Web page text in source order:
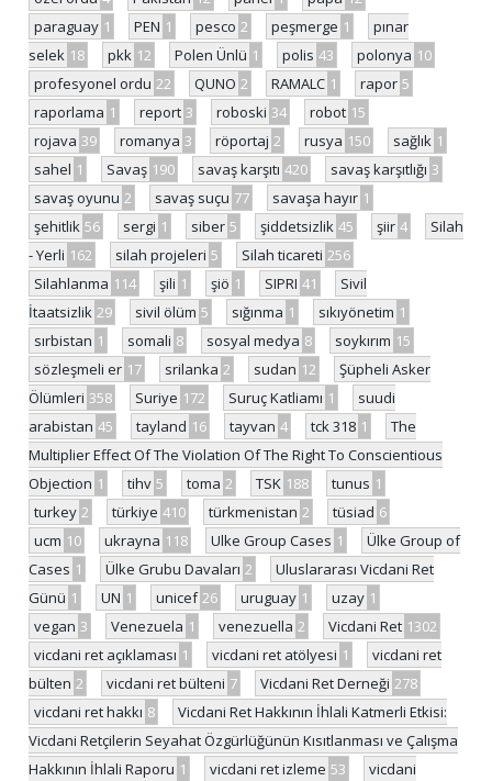
paraguay 1 PEN 1 pesco 2 peşmerge 1
pınar
selek 18 pkk 12 Polen Ünlü 1 polis 43 polonya 10
profesyonel ordu 22 QUNO 2 RAMALC 1 rapor 5
raporlama 1 report 3 roboski 34 robot 15
rojava 39 romanya 3 röportaj 2 rusya 150 sağlık 1
sahel 1 Savaş 190 savaş karşıtı 420 savaş karşıtlığı 3
savaş oyunu 2 savaş suçu 77 savaşa hayır 1
şehitlik 56 sergi 1 siber 5 şiddetsizlik 45 şiir 4
Silah
- Yerli 162 silah projeleri 5 Silah ticareti 256
Silahlanma 114 şili 1 şiö 1 SIPRI 41
Sivil
İtaatsizlik 29 sivil ölüm 5 sığınma 1 sıkıyönetim 1
sırbistan 1 somali 8 sosyal medya 8 soykırım 15
sözleşmeli er 17 srilanka 2 sudan 12
Şüpheli Asker
Ölümleri 358 Suriye 172 Suruç Katliamı 1
suudi
arabistan 45 tayland 16 tayvan 4 tck 318 1
The
Multiplier Effect Of The Violation Of The Right To Conscientious
Objection 1 tihv 5 toma 2 TSK 188 tunus 1
turkey 2 türkiye 410 türkmenistan 2 tüsiad 6
ucm 10 ukrayna 118 Ulke Group Cases 1
Ülke Group of
Cases 1 Ülke Grubu Davaları 2
Uluslararası Vicdani Ret
Günü 1 UN 1 unicef 26 uruguay 1 uzay 1
vegan 3 Venezuela 1 venezuella 2 Vicdani Ret 1302
vicdani ret açıklaması 1 vicdani ret atölyesi 1
vicdani ret
bülten 2 vicdani ret bülteni 7 Vicdani Ret Derneği 278
vicdani ret hakkı 8
Vicdani Ret Hakkının İhlali Katmerli Etkisi:
Vicdani Retçilerin Seyahat Özgürlüğünün Kısıtlanması ve Çalışma
Hakkının İhlali Raporu 1 vicdani ret izleme 53
vicdani